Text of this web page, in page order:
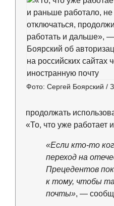
Фото: Сергей Боярский /
продолжать
«То, что уже работает
«Если кто-то
переход на
Прецедентов
к тому, чтобы
почты», —